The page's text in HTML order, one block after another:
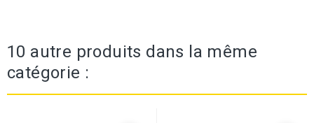
10 autre produits dans la même
catégorie :